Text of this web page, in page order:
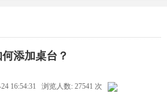
添加桌台？
16:54:31 浏览人数: 27541 次